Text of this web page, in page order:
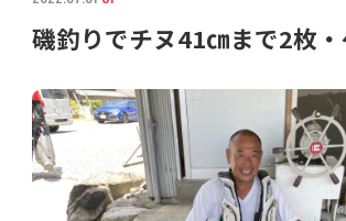
磯釣りでチヌ41㎝まで2枚・